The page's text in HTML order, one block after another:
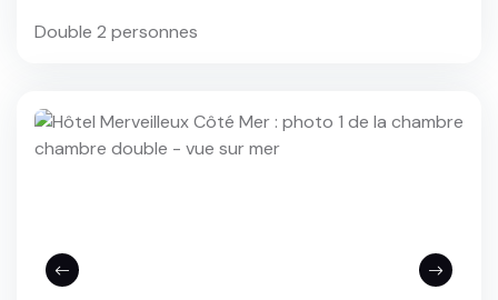
Double 2 personnes